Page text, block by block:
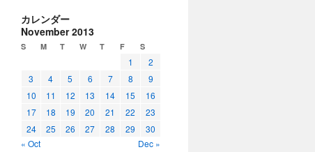
カレンダー
November 2013
S M T W T F S
1
2
3
4 5 6 7 8
9
10
11 12 13 14 15
16
17
18 19 20 21 22
23
24
25 26 27 28 29
30
« Oct
Dec »